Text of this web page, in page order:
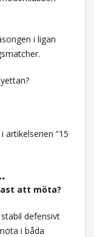
i ligan
artikelserien ”15
att möta?
defensivt
i båda